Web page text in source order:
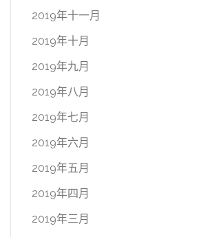
2019年十一月
2019年十月
2019年九月
2019年八月
2019年七月
2019年六月
2019年五月
2019年四月
2019年三月